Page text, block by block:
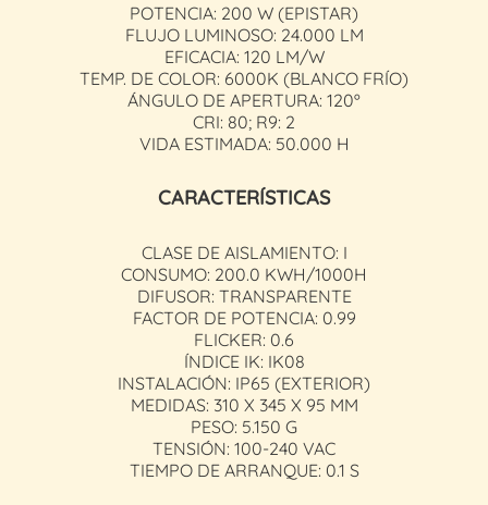
POTENCIA: 200 W (EPISTAR)
FLUJO LUMINOSO: 24.000 LM
EFICACIA: 120 LM/W
TEMP. DE COLOR: 6000K (BLANCO FRÍO)
ÁNGULO DE APERTURA: 120º
CRI: 80; R9: 2
VIDA ESTIMADA: 50.000 H
CARACTERÍSTICAS
CLASE DE AISLAMIENTO: I
CONSUMO: 200.0 KWH/1000H
DIFUSOR: TRANSPARENTE
FACTOR DE POTENCIA: 0.99
FLICKER: 0.6
ÍNDICE IK: IK08
INSTALACIÓN: IP65 (EXTERIOR)
MEDIDAS: 310 X 345 X 95 MM
PESO: 5.150 G
TENSIÓN: 100-240 VAC
TIEMPO DE ARRANQUE: 0.1 S